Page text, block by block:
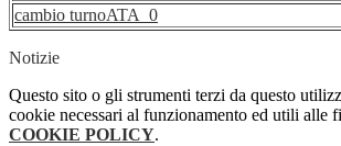
cambio turnoATA_0
Notizie
Questo sito o gli strumenti terzi da questo
cookie necessari al funzionamento ed utili alle
COOKIE POLICY.